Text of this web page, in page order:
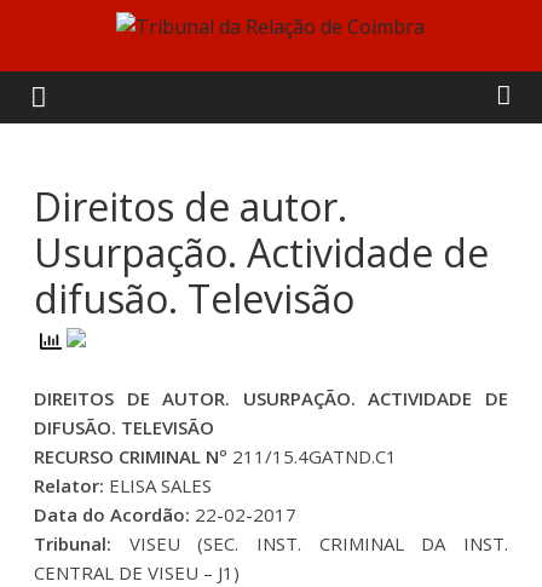
content
Tribunal
da
Relação
de
Coimbra
Direitos de autor.
Usurpação. Actividade de
difusão. Televisão
DIREITOS DE AUTOR. USURPAÇÃO. ACTIVIDADE DE
DIFUSÃO. TELEVISÃO
RECURSO CRIMINAL Nº 211/15.4GATND.C1
Relator: ELISA SALES
Data do Acordão: 22-02-2017
Tribunal: VISEU (SEC. INST. CRIMINAL DA INST.
CENTRAL DE VISEU – J1)